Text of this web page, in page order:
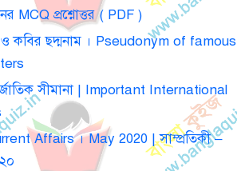
MCQ প্রশ্নোত্তর ( PDF )
ও কবির ছদ্মনাম । Pseudonym of famous
সীমানা | Important International
Affairs । May 2020 | সাম্প্রতিকী –